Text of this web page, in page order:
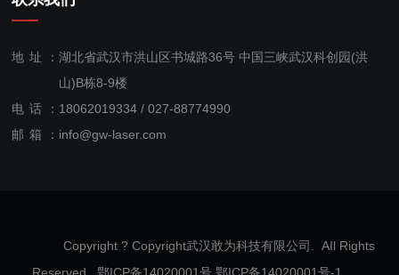
地址： 湖北省武汉市洪山区书城路36号 中国三峡武汉科创园(洪
山)B栋8-9楼
电话： 18062019334 / 027-88774990
售后服
邮箱： info@gw-laser.com
Copyright ? Copyright武汉敢为科技有限公司. AIl Rights
Reserved. 鄂ICP备14020001号 鄂ICP备14020001号-1